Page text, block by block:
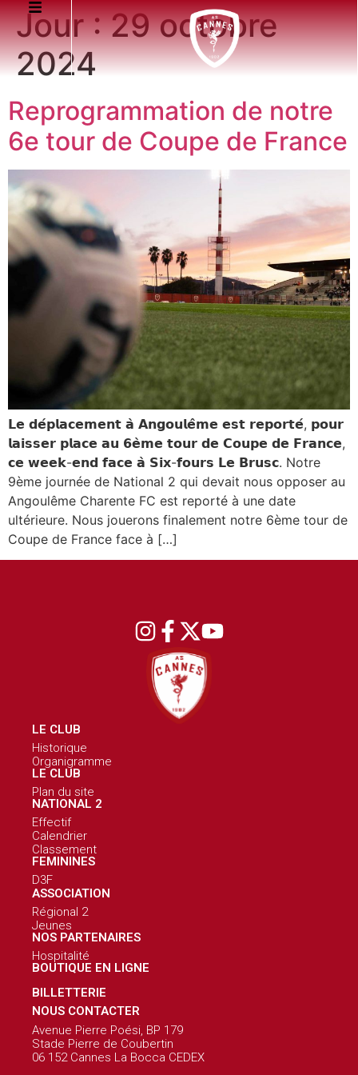
Jour :29 octobre
2024
Reprogrammation de notre
6e tour de Coupe de France
𝗟𝗲 𝗱𝗲́𝗽𝗹𝗮𝗰𝗲𝗺𝗲𝗻𝘁 𝗮̀ 𝗔𝗻𝗴𝗼𝘂𝗹𝗲̂𝗺𝗲 𝗲𝘀𝘁 𝗿𝗲𝗽𝗼𝗿𝘁𝗲́, 𝗽𝗼𝘂𝗿
𝗹𝗮𝗶𝘀𝘀𝗲𝗿 𝗽𝗹𝗮𝗰𝗲 𝗮𝘂 𝟲𝗲̀𝗺𝗲 𝘁𝗼𝘂𝗿 𝗱𝗲 𝗖𝗼𝘂𝗽𝗲 𝗱𝗲 𝗙𝗿𝗮𝗻𝗰𝗲,
𝗰𝗲 𝘄𝗲𝗲𝗸-𝗲𝗻𝗱 𝗳𝗮𝗰𝗲 𝗮̀ 𝗦𝗶𝘅-𝗳𝗼𝘂𝗿𝘀 𝗟𝗲 𝗕𝗿𝘂𝘀𝗰. Notre
9ème journée de National 2 qui devait nous opposer au
Angoulême Charente FC est reporté à une date
ultérieure. Nous jouerons finalement notre 6ème tour de
Coupe de France face à […]
LE CLUB
Historique
Organigramme
LE CLUB
Plan du site
NATIONAL 2
Effectif
Calendrier
Classement
FEMININES
D3F
ASSOCIATION
Régional 2
Jeunes
NOS PARTENAIRES
Hospitalité
BOUTIQUE EN LIGNE
BILLETTERIE
NOUS CONTACTER
Avenue Pierre Poési, BP 179
Stade Pierre de Coubertin
06 152 Cannes La Bocca CEDEX